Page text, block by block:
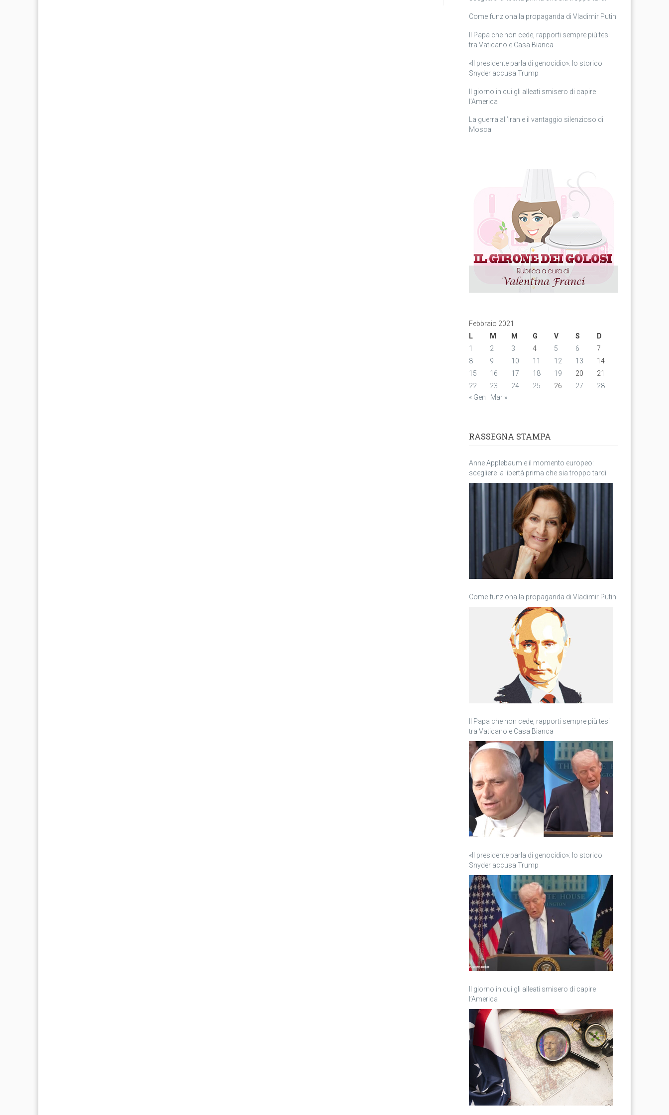
Come funziona la propaganda di Vladimir Putin
Il Papa che non cede, rapporti sempre più tesi
tra Vaticano e Casa Bianca
«Il presidente parla di genocidio»: lo storico
Snyder accusa Trump
Il giorno in cui gli alleati smisero di capire
l’America
La guerra all’Iran e il vantaggio silenzioso di
Mosca
Febbraio 2021
L
M M G V S
D
1
2 3 4 5 6
7
8
9 10 11 12 13
14
15
16 17 18 19 20
21
22
23 24 25 26 27
28
« Gen
Mar »
RASSEGNA STAMPA
Anne Applebaum e il momento europeo:
scegliere la libertà prima che sia troppo tardi
Come funziona la propaganda di Vladimir Putin
Il Papa che non cede, rapporti sempre più tesi
tra Vaticano e Casa Bianca
«Il presidente parla di genocidio»: lo storico
Snyder accusa Trump
Il giorno in cui gli alleati smisero di capire
l’America